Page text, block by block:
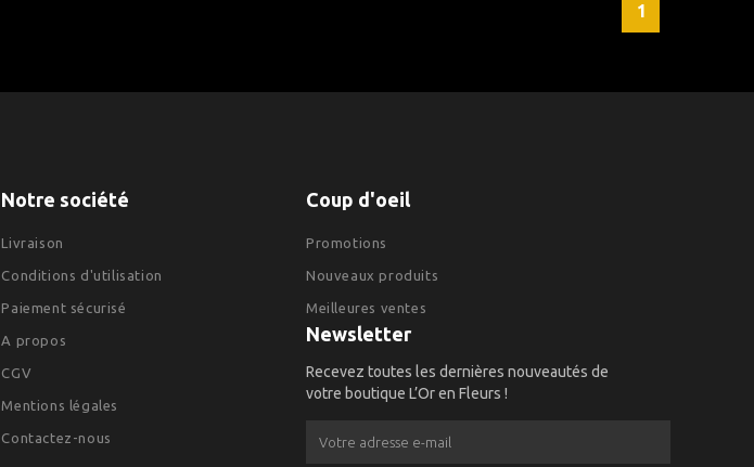
1
Notre société
Livraison
Conditions d'utilisation
Paiement sécurisé
A propos
CGV
Mentions légales
Contactez-nous
Coup d'oeil
Promotions
Nouveaux produits
Meilleures ventes
Newsletter
Recevez toutes les dernières nouveautés de
votre boutique L’Or en Fleurs !